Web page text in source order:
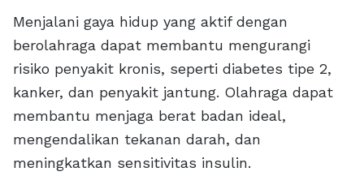
Menjalani gaya hidup yang aktif dengan
berolahraga dapat membantu mengurangi
risiko penyakit kronis, seperti diabetes tipe 2,
kanker, dan penyakit jantung. Olahraga dapat
membantu menjaga berat badan ideal,
mengendalikan tekanan darah, dan
meningkatkan sensitivitas insulin.